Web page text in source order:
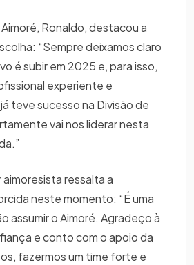
Ronaldo, destacou a
“Sempre deixamos claro
é subir em 2025 e, para isso,
experiente e
teve sucesso na Divisão de
vai nos liderar nesta
ressalta a
neste momento: “É uma
assumir o Aimoré. Agradeço à
e conto com o apoio da
fazermos um time forte e